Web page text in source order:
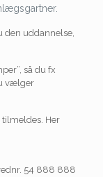
den uddannelse,
så du fx
vælger
Her
54 888 888